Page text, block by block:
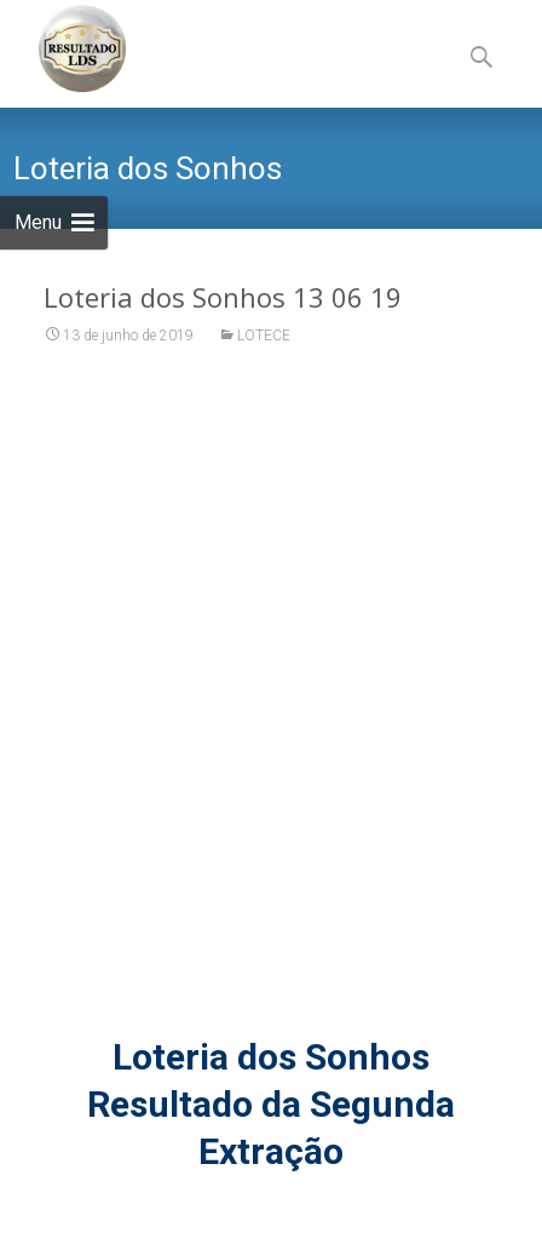
Menu
to
content
por:
Loteria dos Sonhos
Loteria dos Sonhos 13 06 19
13 de junho de 2019 LOTECE
Loteria dos Sonhos
Resultado da Segunda
Extração